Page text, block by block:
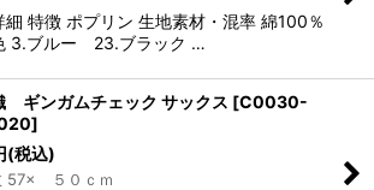
細 特徴 ポプリン 生地素材・混率 綿100％
3.ブルー 23.ブラック …
ギンガムチェック サックス [C0030-
]
(税込)
57× ５０ｃｍ